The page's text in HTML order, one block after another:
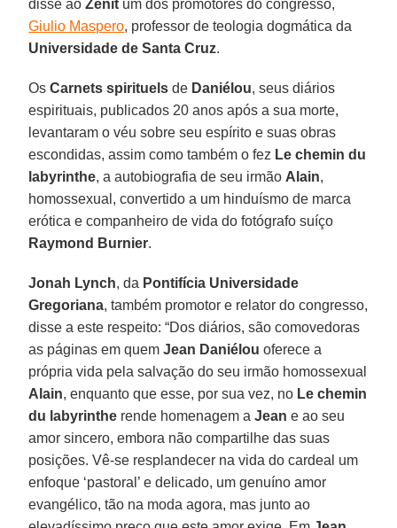
disse aoZenit um dos promotores do congresso,
Giulio Maspero, professor de teologia dogmática da
Universidade de Santa Cruz.
OsCarnets spirituels de Daniélou, seus diários
espirituais, publicados 20 anos após a sua morte,
levantaram o véu sobre seu espírito e suas obras
escondidas, assim como também o fez Le chemin du
labyrinthe, a autobiografia de seu irmão Alain,
homossexual, convertido a um hinduísmo de marca
erótica e companheiro de vida do fotógrafo suíço
Raymond Burnier.
Jonah Lynch, da Pontifícia Universidade
Gregoriana, também promotor e relator do congresso,
disse a este respeito: “Dos diários, são comovedoras
as páginas em quemJean Daniélou oferece a
própria vida pela salvação do seu irmão homossexual
Alain, enquanto que esse, por sua vez, no Le chemin
du labyrinthe rende homenagem aJean e ao seu
amor sincero, embora não compartilhe das suas
posições. Vê-se resplandecer na vida do cardeal um
enfoque ‘pastoral’ e delicado, um genuíno amor
evangélico, tão na moda agora, mas junto ao